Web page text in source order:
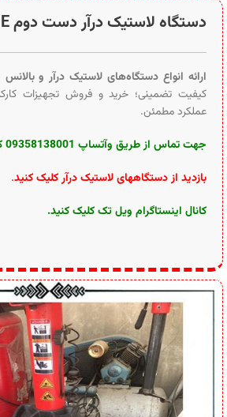
دستگاه لاستیک درآر دست دوم E-GARAGE
ارائه انواع دستگاه‌های لاستیک درآر و
کیفیت تضمینی؛ خرید و فروش تجهیزات
عملکرد مطمئن.
جهت تماس از طریق وآتساپ 09358138001 کلیک کنید.
بازدید از دستگاههای لاستیک درآر کلیک کنید.
کانال اینستاگرام ویل تک کلیک کنید.